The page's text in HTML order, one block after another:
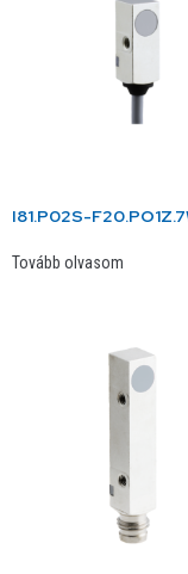
I81.P02S-
Tovább olvasom